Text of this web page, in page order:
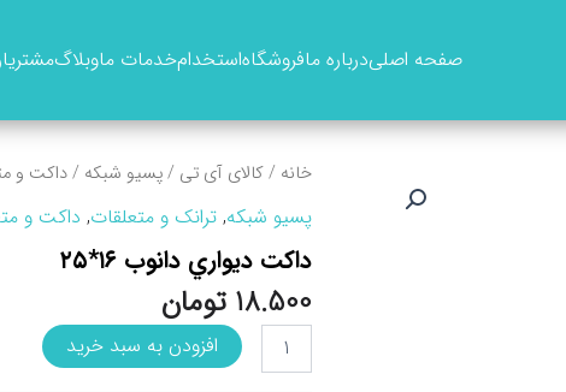
صفحه اصلیدرباره مافروشگاهاستخدامخدمات ماوبلاگ
خانه /کالای آی تی /پسیو شبکه /داکت و
پسیو شبکه,ترانک و متعلقات, داکت و
داکت ديواري دانوب ۱۶*۲۵
18.500 تومان
داکت
ديواري
افزودن به سبد خرید